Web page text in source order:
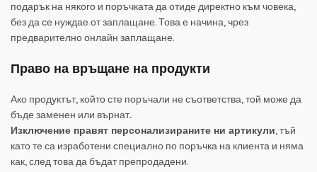
подарък на някого и поръчката да отиде директно към човека,
без да се нуждае от заплащане. Това е начина, чрез
предварително онлайн заплащане.
Право на връщане на продукти
Ако продуктът, който сте поръчали не съответства, той може да
бъде заменен или върнат.
Изключение правят персонализираните ни артикули, тъй
като те са изработени специално по поръчка на клиента и няма
как, след това да бъдат препродадени.